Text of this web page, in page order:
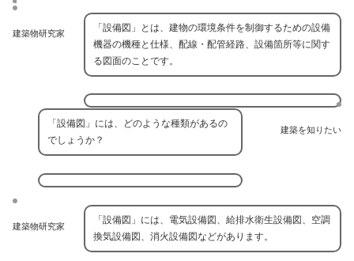
建築物研究家
「設備図」とは、建物の環境条件を制御するための設備
機器の機種と仕様、配線・配管経路、設備箇所等に関す
る図面のことです。
建築を知りたい
「設備図」には、どのような種類があるの
でしょうか？
建築物研究家
「設備図」には、電気設備図、給排水衛生設備図、空調
換気設備図、消火設備図などがあります。